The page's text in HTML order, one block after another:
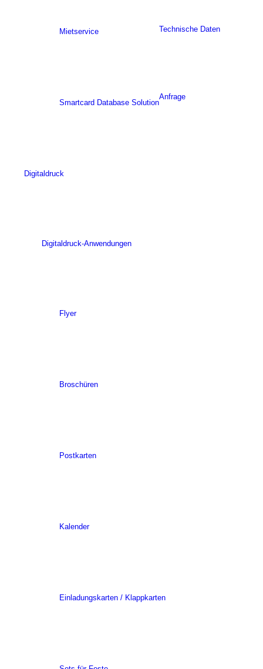
Mietservice
Smartcard Database Solution
Technische Daten
Anfrage
Digitaldruck
Digitaldruck-Anwendungen
Flyer
Broschüren
Postkarten
Kalender
Einladungskarten / Klappkarten